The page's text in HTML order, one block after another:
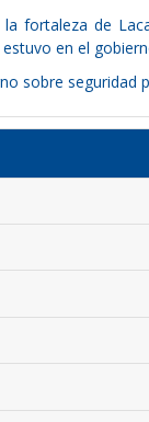
fortaleza de
en el
sobre seguridad